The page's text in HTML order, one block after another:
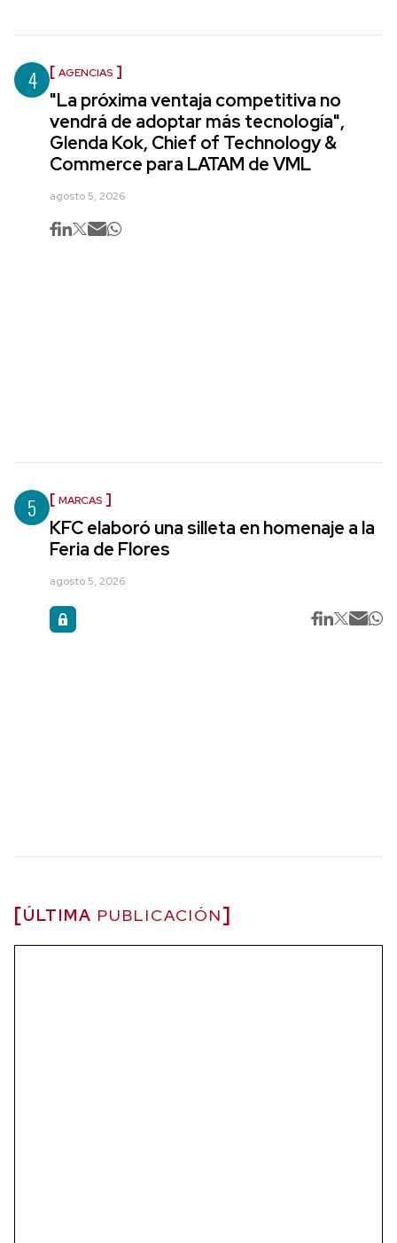
4 AGENCIAS
"La próxima ventaja competitiva no
vendrá de adoptar más tecnología",
Glenda Kok, Chief of Technology &
Commerce para LATAM de VML
agosto 5, 2026
5 MARCAS
KFC elaboró una silleta en homenaje a la
Feria de Flores
agosto 5, 2026
ÚLTIMA PUBLICACIÓN